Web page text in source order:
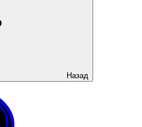
Назад